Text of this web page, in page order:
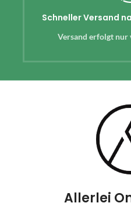
Schneller Versand
Versand erfolgt nur
Allerlei